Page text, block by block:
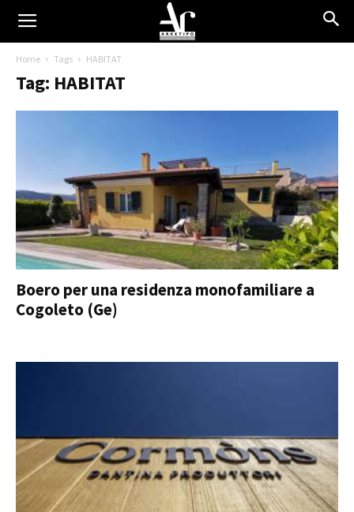
Home Tags HABITAT
Tag: HABITAT
Boero per una residenza monofamiliare a
Cogoleto (Ge)